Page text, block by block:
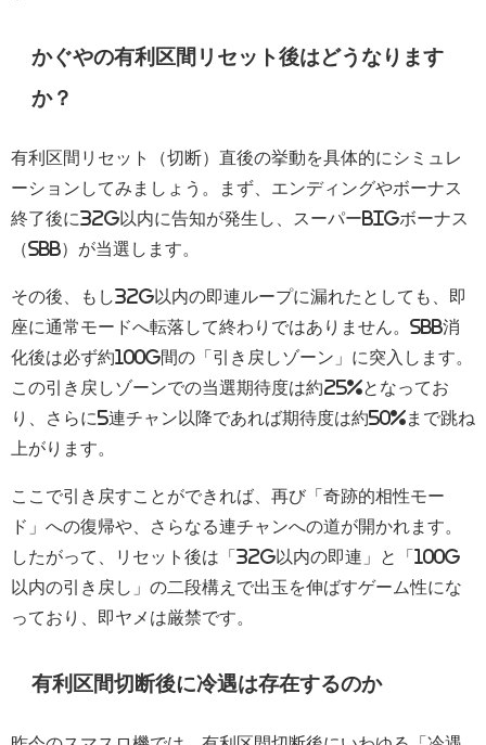
かぐやの有利区間リセット後はどうなります
か？
有利区間リセット（切断）直後の挙動を具体的にシミュレ
ーションしてみましょう。まず、エンディングやボーナス
終了後に32G以内に告知が発生し、スーパーBIGボーナス
（SBB）が当選します。
その後、もし32G以内の即連ループに漏れたとしても、即
座に通常モードへ転落して終わりではありません。SBB消
化後は必ず約100G間の「引き戻しゾーン」に突入します。
この引き戻しゾーンでの当選期待度は約25%となってお
り、さらに5連チャン以降であれば期待度は約50%まで跳ね
上がります。
ここで引き戻すことができれば、再び「奇跡的相性モー
ド」への復帰や、さらなる連チャンへの道が開かれます。
したがって、リセット後は「32G以内の即連」と「100G
以内の引き戻し」の二段構えで出玉を伸ばすゲーム性にな
っており、即ヤメは厳禁です。
有利区間切断後に冷遇は存在するのか